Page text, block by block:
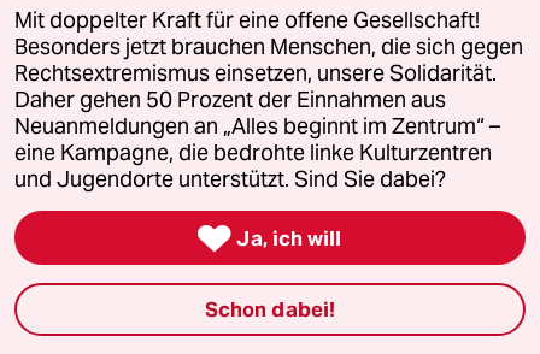
Landtagswahl in Sachsen-Anhalt
Ceuta
Hitze
Verlag
Mit doppelter Kraft für eine offene Gesellschaft!
Besonders jetzt brauchen Menschen, die sich gegen
Rechtsextremismus einsetzen, unsere Solidarität.
Daher gehen 50 Prozent der Einnahmen aus
Neuanmeldungen an „Alles beginnt im Zentrum“ –
eine Kampagne, die bedrohte linke Kulturzentren
und Jugendorte unterstützt. Sind Sie dabei?
 Ja, ich will
Schon dabei!